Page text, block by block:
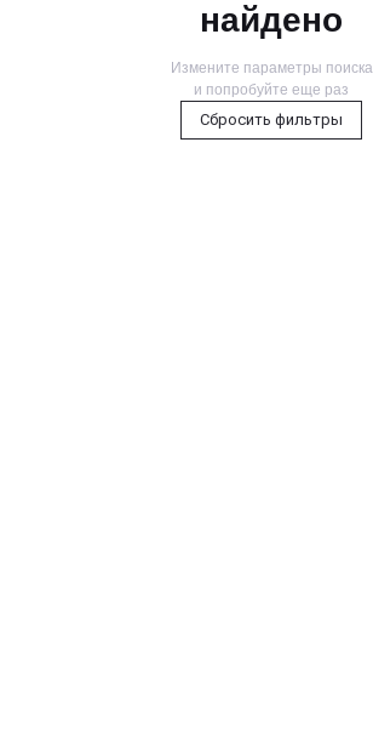
найдено
Измените параметры поиска
и попробуйте еще раз
Сбросить фильтры